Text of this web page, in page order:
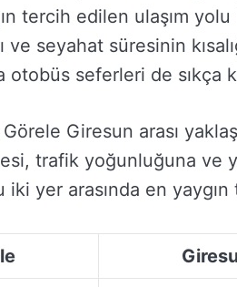
tercih edilen ulaşım
ve seyahat süresinin
otobüs seferleri de sıkça
Giresun arası
trafik yoğunluğuna ve
iki yer arasında en